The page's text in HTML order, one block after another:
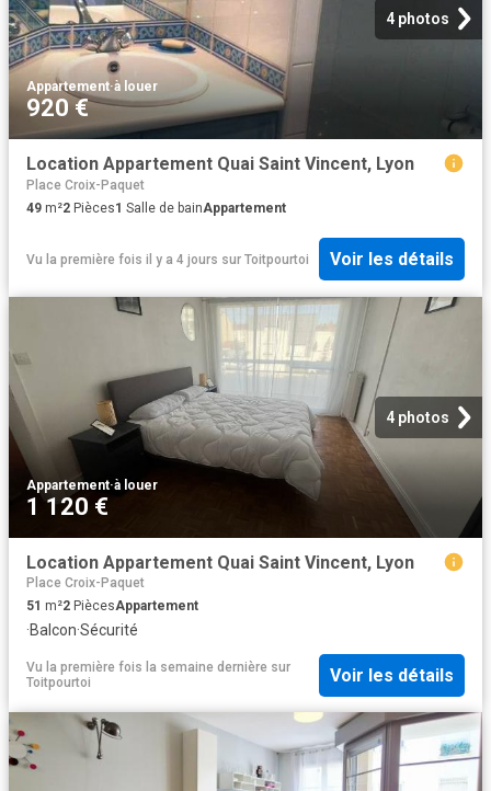
4 photos
Appartement·à louer
920 €
Location Appartement Quai Saint Vincent, Lyon
Place Croix-Paquet
49 m²2 Pièces1 Salle de bainAppartement
Vu la première fois il y a 4 jours sur Toitpourtoi Voir les détails
4 photos
Appartement·à louer
1 120 €
Location Appartement Quai Saint Vincent, Lyon
Place Croix-Paquet
51 m²2 PiècesAppartement
·Balcon·Sécurité
Vu la première fois la semaine dernière sur
Toitpourtoi
Voir les détails